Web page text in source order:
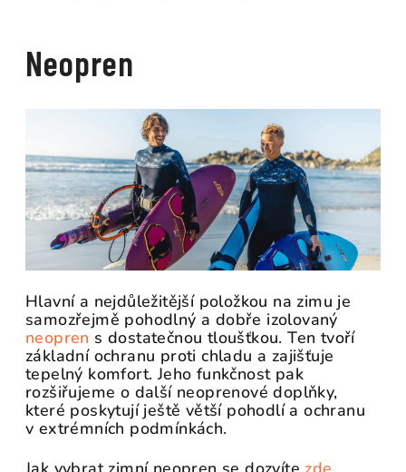
Neopren
Hlavní a nejdůležitější položkou na zimu je
samozřejmě pohodlný a dobře izolovaný
neopren s dostatečnou tloušťkou. Ten tvoří
základní ochranu proti chladu a zajišťuje
tepelný komfort. Jeho funkčnost pak
rozšiřujeme o další neoprenové doplňky,
které poskytují ještě větší pohodlí a ochranu
v extrémních podmínkách.